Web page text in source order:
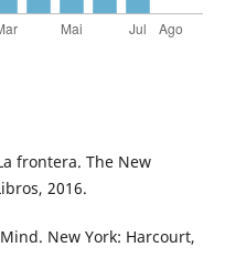
frontera. The New
2016.
New York: Harcourt,